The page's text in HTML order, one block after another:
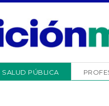
SALUD PÚBLICA